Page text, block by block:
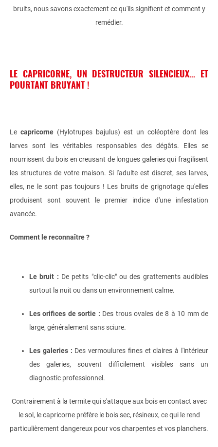
bruits, nous savons exactement ce qu'ils signifient et comment y
remédier.
LE CAPRICORNE, UN DESTRUCTEUR SILENCIEUX... ET
POURTANT BRUYANT !
Le capricorne (Hylotrupes bajulus) est un coléoptère dont les
larves sont les véritables responsables des dégâts. Elles se
nourrissent du bois en creusant de longues galeries qui fragilisent
les structures de votre maison. Si l'adulte est discret, ses larves,
elles, ne le sont pas toujours ! Les bruits de grignotage qu'elles
produisent sont souvent le premier indice d'une infestation
avancée.
Comment le reconnaître ?
Le bruit : De petits "clic-clic" ou des grattements audibles
surtout la nuit ou dans un environnement calme.
Les orifices de sortie : Des trous ovales de 8 à 10 mm de
large, généralement sans sciure.
Les galeries : Des vermoulures fines et claires à l'intérieur
des galeries, souvent difficilement visibles sans un
diagnostic professionnel.
Contrairement à la termite qui s'attaque aux bois en contact avec
le sol, le capricorne préfère le bois sec, résineux, ce qui le rend
particulièrement dangereux pour vos charpentes et vos planchers.